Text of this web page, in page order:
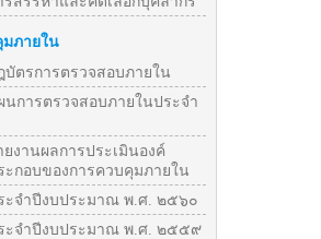
มภายใน
บัตรการตรวจสอบภายใน
นการตรวจสอบภายในประจำ
ยงานผลการประเมินองค์
ะกอบของการควบคุมภายใน
ะจำปีงบประมาณ พ.ศ. ๒๕๖๐
ะจำปีงบประมาณ พ.ศ. ๒๕๕๙